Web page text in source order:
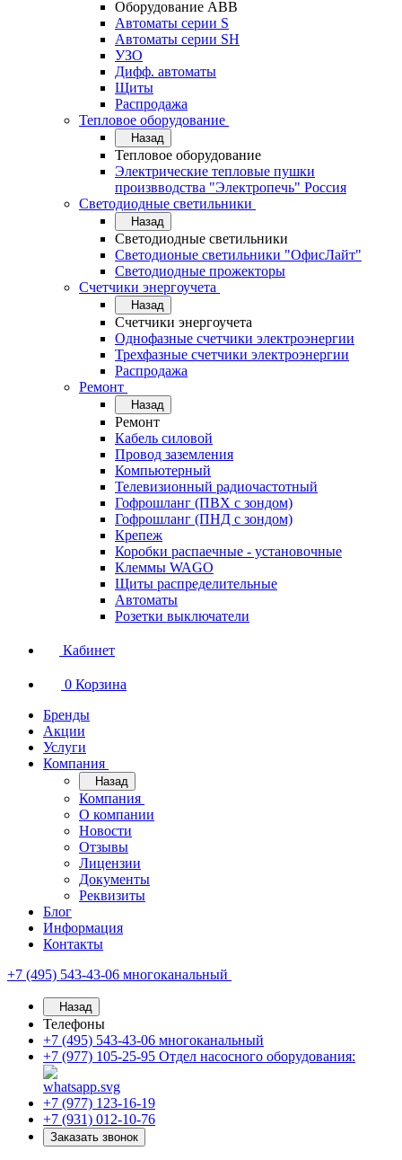
Оборудование АВВ
Автоматы серии S
Автоматы серии SH
УЗО
Дифф. автоматы
Щиты
Распродажа
Тепловое оборудование
Назад
Тепловое оборудование
Электрические тепловые пушки
произвводства "Электропечь" Россия
Светодиодные светильники
Назад
Светодиодные светильники
Светодионые светильники "ОфисЛайт"
Светодиодные прожекторы
Счетчики энергоучета
Назад
Счетчики энергоучета
Однофазные счетчики электроэнергии
Трехфазные счетчики электроэнергии
Распродажа
Ремонт
Назад
Ремонт
Кабель силовой
Провод заземления
Компьютерный
Телевизионный радиочастотный
Гофрошланг (ПВХ с зондом)
Гофрошланг (ПНД с зондом)
Крепеж
Коробки распаечные - установочные
Клеммы WAGO
Щиты распределительные
Автоматы
Розетки выключатели
Кабинет
0 Корзина
Бренды
Акции
Услуги
Компания
Назад
Компания
О компании
Новости
Отзывы
Лицензии
Документы
Реквизиты
Блог
Информация
Контакты
+7 (495) 543-43-06 многоканальный
Назад
Телефоны
+7 (495) 543-43-06 многоканальный
+7 (977) 105-25-95 Отдел насосного оборудования:
+7 (977) 123-16-19
+7 (931) 012-10-76
Заказать звонок